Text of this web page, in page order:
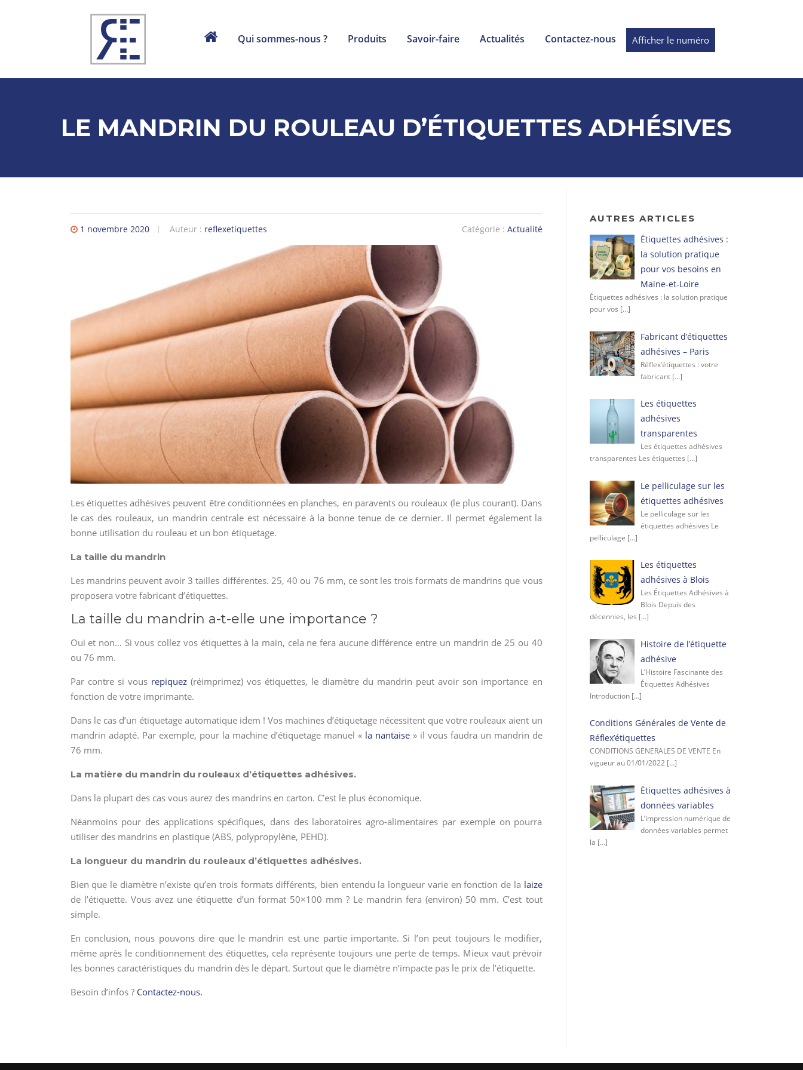
Qui sommes-nous ? Produits Savoir-faire Actualités Contactez-nous Afficher le numéro
LE MANDRIN DU ROULEAU D’ÉTIQUETTES ADHÉSIVES
1 novembre 2020 Auteur : reflexetiquettes Catégorie : Actualité
Les étiquettes adhésives peuvent être conditionnées en planches, en paravents ou rouleaux (le plus courant). Dans
le cas des rouleaux, un mandrin centrale est nécessaire à la bonne tenue de ce dernier. Il permet également la
bonne utilisation du rouleau et un bon étiquetage.
La taille du mandrin
Les mandrins peuvent avoir 3 tailles différentes. 25, 40 ou 76 mm, ce sont les trois formats de mandrins que vous
proposera votre fabricant d’étiquettes.
La taille du mandrin a-t-elle une importance ?
Oui et non… Si vous collez vos étiquettes à la main, cela ne fera aucune différence entre un mandrin de 25 ou 40
ou 76 mm.
Par contre si vous repiquez(réimprimez) vos étiquettes, le diamètre du mandrin peut avoir son importance en
fonction de votre imprimante.
Dans le cas d’un étiquetage automatique idem ! Vos machines d’étiquetage nécessitent que votre rouleaux aient un
mandrin adapté. Par exemple, pour la machine d’étiquetage manuel « la nantaise» il vous faudra un mandrin de
76 mm.
La matière du mandrin du rouleaux d’étiquettes adhésives.
Dans la plupart des cas vous aurez des mandrins en carton. C’est le plus économique.
Néanmoins pour des applications spécifiques, dans des laboratoires agro-alimentaires par exemple on pourra
utiliser des mandrins en plastique (ABS, polypropylène, PEHD).
La longueur du mandrin du rouleaux d’étiquettes adhésives.
Bien que le diamètre n’existe qu’en trois formats différents, bien entendu la longueur varie en fonction de la laize
de l’étiquette. Vous avez une étiquette d’un format 50×100 mm ? Le mandrin fera (environ) 50 mm. C’est tout
simple.
En conclusion, nous pouvons dire que le mandrin est une partie importante. Si l’on peut toujours le modifier,
même après le conditionnement des étiquettes, cela représente toujours une perte de temps. Mieux vaut prévoir
les bonnes caractéristiques du mandrin dès le départ. Surtout que le diamètre n’impacte pas le prix de l’étiquette.
Besoin d’infos ? Contactez-nous.
AUTRES ARTICLES
Étiquettes adhésives :
la solution pratique
pour vos besoins en
Maine-et-Loire
Étiquettes adhésives : la solution pratique
pour vos […]
Fabricant d’étiquettes
adhésives – Paris
Réflex’étiquettes : votre
fabricant […]
Les étiquettes
adhésives
transparentes
Les étiquettes adhésives
transparentes Les étiquettes […]
Le pelliculage sur les
étiquettes adhésives
Le pelliculage sur les
étiquettes adhésives Le
pelliculage […]
Les étiquettes
adhésives à Blois
Les Étiquettes Adhésives à
Blois Depuis des
décennies, les […]
Histoire de l’étiquette
adhésive
L’Histoire Fascinante des
Étiquettes Adhésives
Introduction […]
Conditions Générales de Vente de
Réflex’étiquettes
CONDITIONS GENERALES DE VENTE En
vigueur au 01/01/2022 […]
Étiquettes adhésives à
données variables
L’impression numérique de
données variables permet
la […]